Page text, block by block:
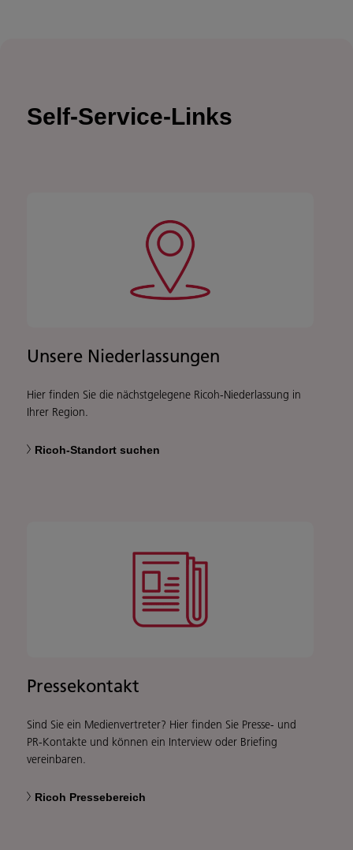
Self-Service-Links
Unsere Niederlassungen
Hier finden Sie die nächstgelegene Ricoh-Niederlassung in
Ihrer Region.
Ricoh-Standort suchen
Pressekontakt
Sind Sie ein Medienvertreter? Hier finden Sie Presse- und
PR-Kontakte und können ein Interview oder Briefing
vereinbaren.
Ricoh Pressebereich